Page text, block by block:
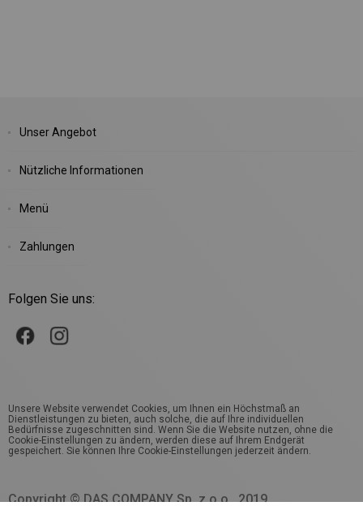
Unser Angebot
Nützliche Informationen
Menü
Zahlungen
Folgen Sie uns:
Unsere Website verwendet Cookies, um Ihnen ein Höchstmaß an
Dienstleistungen zu bieten, auch solche, die auf Ihre individuellen
Bedürfnisse zugeschnitten sind. Wenn Sie die Website nutzen, ohne die
Cookie-Einstellungen zu ändern, werden diese auf Ihrem Endgerät
gespeichert. Sie können Ihre Cookie-Einstellungen jederzeit ändern.
Copyright © DAS COMPANY Sp. z o.o., 2019.